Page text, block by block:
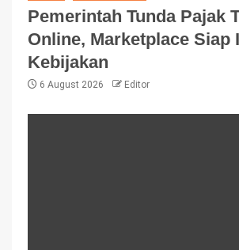
Pemerintah Tunda Pajak
Online, Marketplace Siap
Kebijakan
6 August 2026 Editor